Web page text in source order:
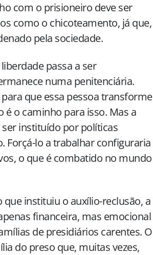
com o prisioneiro deve ser
como o chicoteamento, já que,
pela sociedade.
passa a ser
numa penitenciária.
que essa pessoa transforme
é o caminho para isso. Mas a
instituído por políticas
Forçá-lo a trabalhar configuraria
o que é combatido no mundo
instituiu o auxílio-reclusão, a
financeira, mas emocional
de presidiários carentes. O
do preso que, muitas vezes,